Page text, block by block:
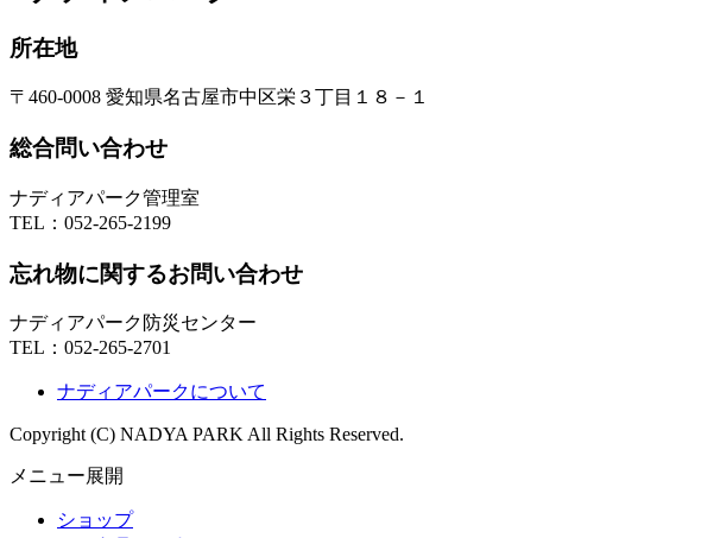
所在地
〒460-0008 愛知県名古屋市中区栄３丁目１８－１
総合問い合わせ
ナディアパーク管理室
TEL： 052-265-2199
忘れ物に関するお問い合わせ
ナディアパーク防災センター
TEL： 052-265-2701
ナディアパークについて
Copyright (C) NADYA PARK All Rights Reserved.
メニュー展開
ショップ